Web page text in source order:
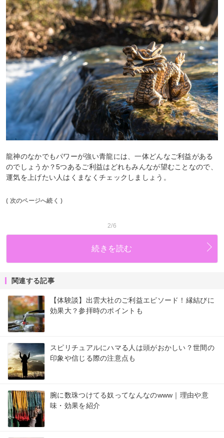
龍神のなかでもパワーが強い青龍には、一体どんなご利益がある
のでしょうか？5つあるご利益はどれもみんなが望むことなので、
運気を上げたい人はくまなくチェックしましょう。
( 次のページへ続く )
2/6
続きを読む
関連する記事
【体験談】出雲大社のご利益エピソード！縁結びに
効果大？参拝時のポイントも
スピリチュアルにハマる人は頭がおかしい？世間の
印象や信じる際の注意点も
腕に数珠つけてる奴ってなんなのwww｜理由や意
味・効果を紹介